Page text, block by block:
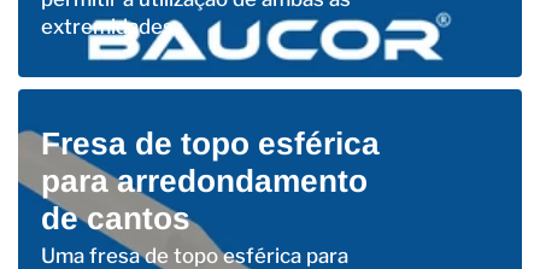
extremidades.
Fresa de topo esférica
para arredondamento
de cantos
Uma fresa de topo esférica para